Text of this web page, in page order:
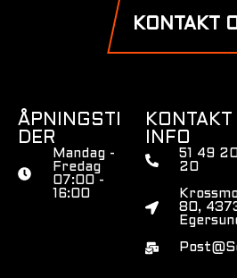
KONTAKT
ÅPNINGSTI
DER
Mandag -
Fredag
07:00 -
16:00
KONTAKT
INFO
51 49 20
20
80,